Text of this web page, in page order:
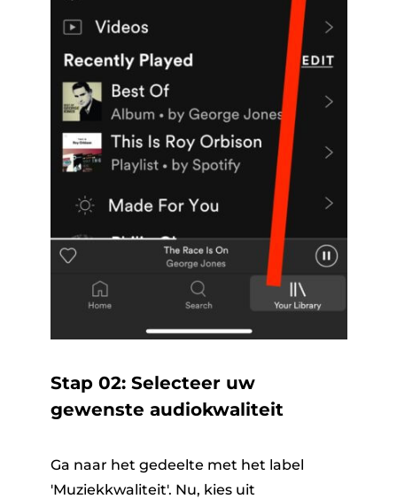
Stap 02: Selecteer uw
gewenste audiokwaliteit
Ga naar het gedeelte met het label
'Muziekkwaliteit'. Nu, kies uit